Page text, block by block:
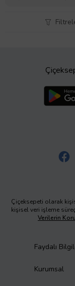
Çiçeksepeti olarak
kişisel veri işleme
Verilerin
Faydalı
Kurumsal